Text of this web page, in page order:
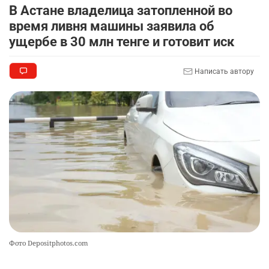
9
🐏 Скота больше, а мясо дороже. Почему в
Казахстане продолжают расти цены на
баранину и конину
10
амнистии
2396 3 20
В Астане владелица затопленной во
время ливня машины заявила об
ущербе в 30 млн тенге и готовит иск
Написать автору
Фото Depositphotos.com